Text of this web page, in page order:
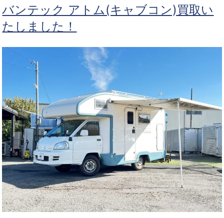
バンテック アトム(キャブコン)買取い
たしました！